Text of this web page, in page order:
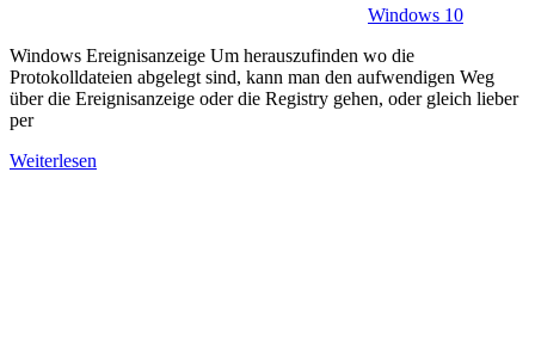
Windows 10
Windows Ereignisanzeige Um herauszufinden wo die
Protokolldateien abgelegt sind, kann man den aufwendigen Weg
über die Ereignisanzeige oder die Registry gehen, oder gleich lieber
per
Weiterlesen